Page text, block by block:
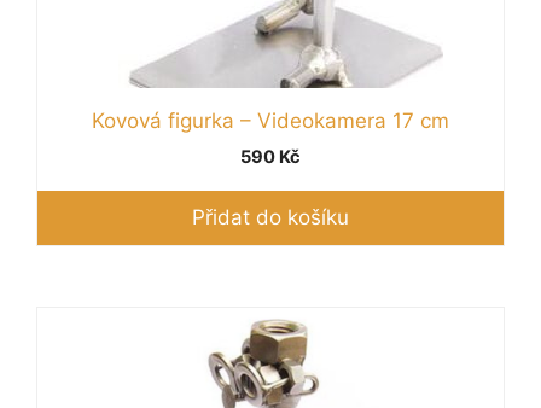
Kovová figurka – Videokamera 17 cm
590 Kč
Přidat do košíku